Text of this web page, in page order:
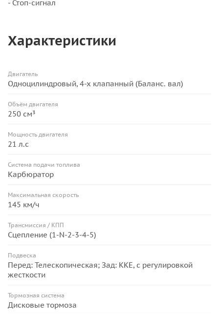
- Стоп-сигнал
Характеристики
Двигатель
Одноцилиндровый, 4-х клапанный (Баланс. вал)
Объём двигателя
250 см³
Мощность двигателя
21 л.с
Система подачи топлива
Карбюратор
Максимальная скорость
145 км/ч
Трансмиссия / КПП
Сцепление (1-N-2-3-4-5)
Подвеска
Перед: Телескопическая; Зад: KKE, с регулировкой
жесткости
Тормозная система
Дисковые тормоза